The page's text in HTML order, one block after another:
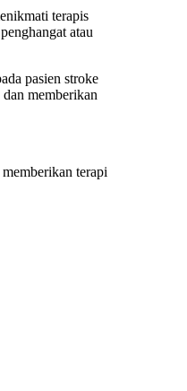
terapis
atau
pasien stroke
memberikan
terapi